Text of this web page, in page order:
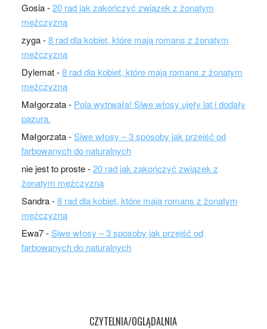
Gosia-20 rad jak zakończyć związek z żonatym
mężczyzną
zyga-8 rad dla kobiet, które mają romans z żonatym
mężczyzną
Dylemat-8 rad dla kobiet, które mają romans z żonatym
mężczyzną
Małgorzata- Pola wytrwała! Siwe włosy ujęły lat i dodały
pazura.
Małgorzata-Siwe włosy – 3 sposoby jak przejść od
farbowanych do naturalnych
nie jest to proste-20 rad jak zakończyć związek z
żonatym mężczyzną
Sandra-8 rad dla kobiet, które mają romans z żonatym
mężczyzną
Ewa7-Siwe włosy – 3 sposoby jak przejść od
farbowanych do naturalnych
CZYTELNIA/OGLĄDALNIA